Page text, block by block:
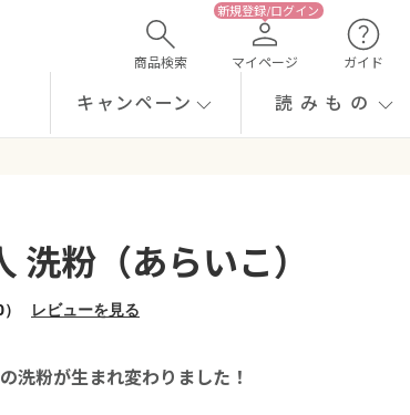
商品検索 マイページ ガイド
キャンペーン 読みもの
洗粉（あらいこ）
レビューを見る
洗粉が生まれ変わりました！